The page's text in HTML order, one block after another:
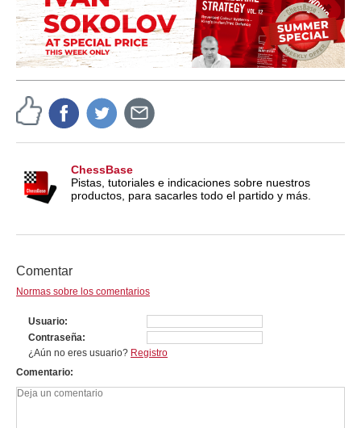
ChessBase
Pistas, tutoriales e indicaciones sobre nuestros
productos, para sacarles todo el partido y más.
Comentar
Normas sobre los comentarios
Usuario
Contraseña
¿Aún no eres usuario? Registro
Comentario